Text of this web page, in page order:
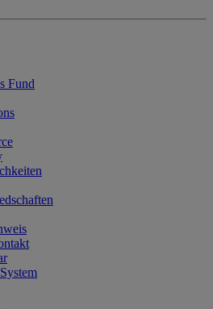
Fund